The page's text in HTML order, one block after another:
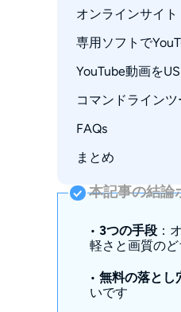
オンラインサイ
無料で
無料で
専用ソフトで
StreamFab
StreamFab
StreamFab
YouTube動画を
コマンドライン
yt-dlpで
FAQs
4Kや8Kの動画
講義の内容を
4Kや8Kの動画
ダウンロード
付け直す必要
元のYouTube
まとめ
本記事の結論
• 3つの手段 ：
軽さと画質の
• 無料の落とし
いです